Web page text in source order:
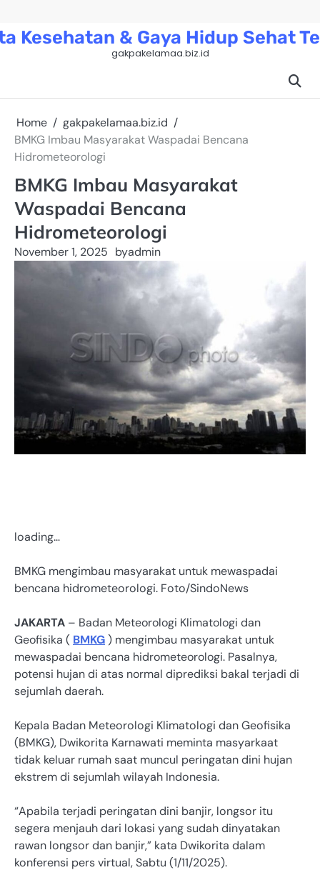
content
Kesehatan & Gaya Hidup Sehat
gakpakelamaa.biz.id
Home
gakpakelamaa.biz.id
BMKG Imbau Masyarakat Waspadai Bencana
Hidrometeorologi
BMKG Imbau Masyarakat
Waspadai Bencana
Hidrometeorologi
November 1, 2025 byadmin
loading…
BMKG mengimbau masyarakat untuk mewaspadai
bencana hidrometeorologi. Foto/SindoNews
JAKARTA – Badan Meteorologi Klimatologi dan
Geofisika ( BMKG) mengimbau masyarakat untuk
mewaspadai bencana hidrometeorologi. Pasalnya,
potensi hujan di atas normal diprediksi bakal terjadi di
sejumlah daerah.
Kepala Badan Meteorologi Klimatologi dan Geofisika
(BMKG), Dwikorita Karnawati meminta masyarkaat
tidak keluar rumah saat muncul peringatan dini hujan
ekstrem di sejumlah wilayah Indonesia.
“Apabila terjadi peringatan dini banjir, longsor itu
segera menjauh dari lokasi yang sudah dinyatakan
rawan longsor dan banjir,” kata Dwikorita dalam
konferensi pers virtual, Sabtu (1/11/2025).